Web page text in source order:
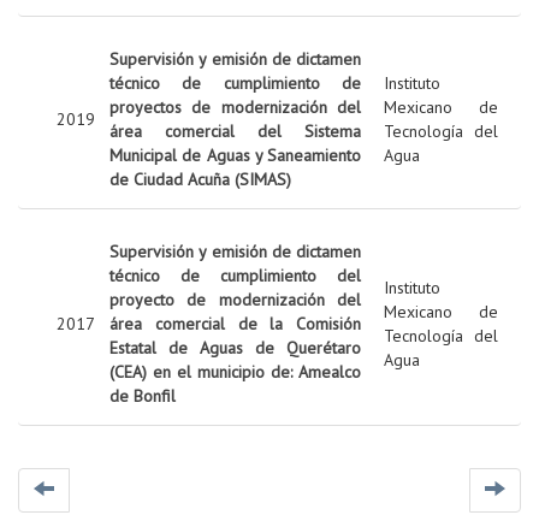
2019
Supervisión y emisión de dictamen
técnico de cumplimiento de
proyectos de modernización del
área comercial del Sistema
Municipal de Aguas y Saneamiento
de Ciudad Acuña (SIMAS)
Instituto
Mexicano de
Tecnología del
Agua
2017
Supervisión y emisión de dictamen
técnico de cumplimiento del
proyecto de modernización del
área comercial de la Comisión
Estatal de Aguas de Querétaro
(CEA) en el municipio de: Amealco
de Bonfil
Instituto
Mexicano de
Tecnología del
Agua